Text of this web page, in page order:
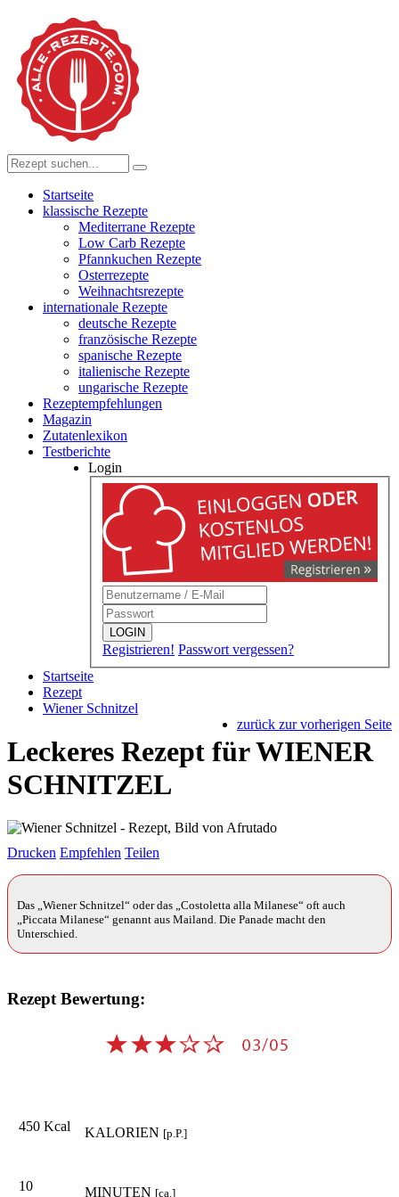
Startseite
klassische Rezepte
Mediterrane Rezepte
Low Carb Rezepte
Pfannkuchen Rezepte
Osterrezepte
Weihnachtsrezepte
internationale Rezepte
deutsche Rezepte
französische Rezepte
spanische Rezepte
italienische Rezepte
ungarische Rezepte
Rezeptempfehlungen
Magazin
Zutatenlexikon
Testberichte
Login
LOGIN
Registrieren! Passwort vergessen?
Startseite
Rezept
Wiener Schnitzel
zurück zur vorherigen Seite
Leckeres Rezept fürWIENER
SCHNITZEL
Drucken Empfehlen Teilen
Das „Wiener Schnitzel“ oder das „Costoletta alla Milanese“ oft auch
„Piccata Milanese“ genannt aus Mailand. Die Panade macht den
Unterschied.
Rezept Bewertung:
450 Kcal KALORIEN [p.P.]
10 MINUTEN [ca.]